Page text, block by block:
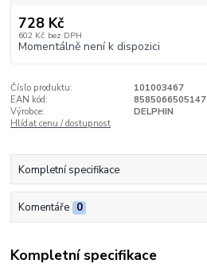
728 Kč
602 Kč bez DPH
Momentálně není k dispozici
Číslo produktu:
101003467
EAN kód:
8585066505147
Výrobce:
DELPHIN
Hlídat cenu / dostupnost
Kompletní specifikace
Komentáře 0
Kompletní specifikace